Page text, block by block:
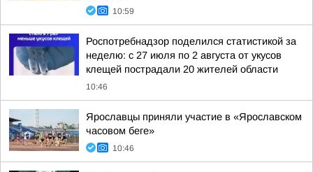
10:59
Роспотребнадзор поделился статистикой за
неделю: с 27 июля по 2 августа от укусов
клещей пострадали 20 жителей области
10:46
Ярославцы приняли участие в «Ярославском
часовом беге»
10:46